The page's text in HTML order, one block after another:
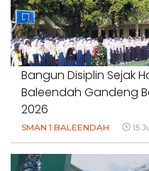
#NORMALISASISALURAN
#DUGAANPENCEMARAN
18 Juli 2026
Bangun Disiplin Sejak
Baleendah Gandeng
2026
SMAN 1 BALEENDAH 15